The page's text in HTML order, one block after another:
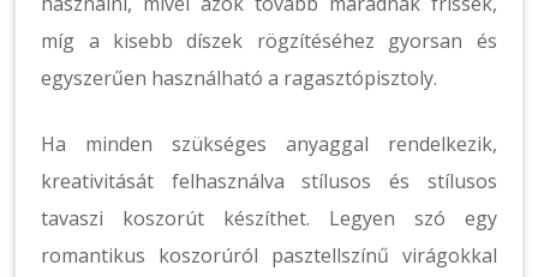
míg a kisebb díszek rögzítéséhez gyorsan és
egyszerűen használható a ragasztópisztoly.
Ha minden szükséges anyaggal rendelkezik,
kreativitását felhasználva stílusos és stílusos
tavaszi koszorút készíthet. Legyen szó egy
romantikus koszorúról pasztellszínű virágokkal